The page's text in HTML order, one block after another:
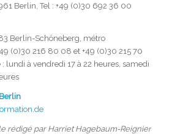
Berlin, Tel : +49 (0)30 692 36 00
Berlin-Schöneberg, métro
(0)30 216 80 08 et +49 (0)30 215 70
lundi à vendredi 17 à 22 heures, samedi
rédigé par Harriet Hagebaum-Reignier